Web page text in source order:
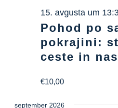
Kulinarična dediščina
15. avgusta um
Pohod po
pokrajini:
ceste in
€10,00
september 2026